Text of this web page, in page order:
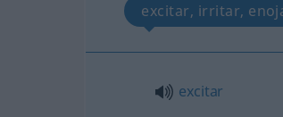
excitar, irritar,
excitar